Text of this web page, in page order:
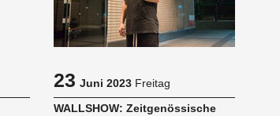
23Juni 2023 Freitag
WALL­SHOW: Zeit­ge­nös­si­sche